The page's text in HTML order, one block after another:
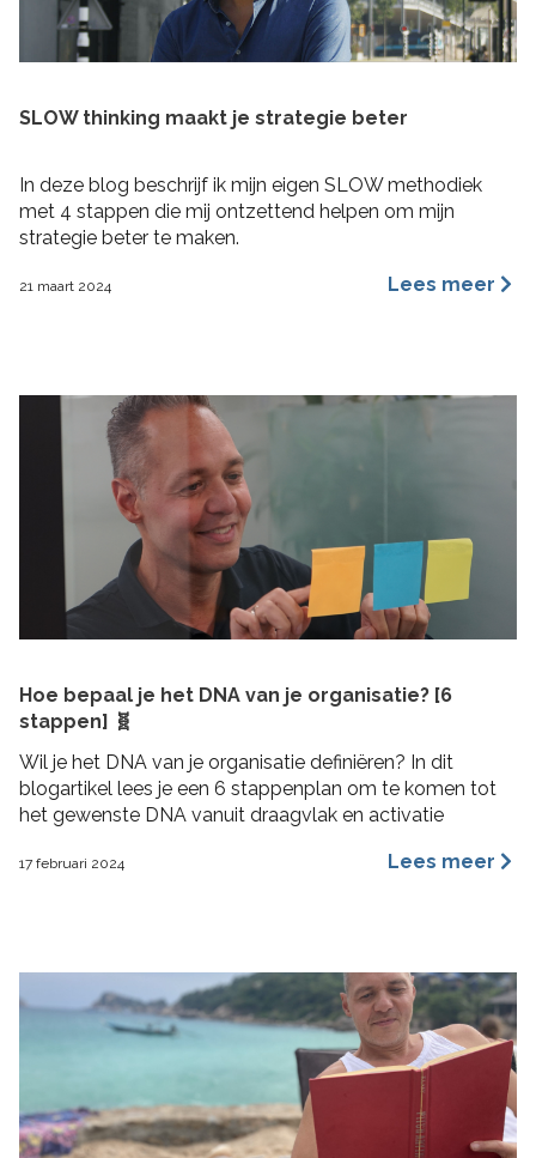
SLOW thinking maakt je strategie beter
In deze blog beschrijf ik mijn eigen SLOW methodiek
met 4 stappen die mij ontzettend helpen om mijn
strategie beter te maken.
21 maart 2024 Lees meer
Hoe bepaal je het DNA van je organisatie? [6
stappen] 🧬
Wil je het DNA van je organisatie definiëren? In dit
blogartikel lees je een 6 stappenplan om te komen tot
het gewenste DNA vanuit draagvlak en activatie
17 februari 2024 Lees meer